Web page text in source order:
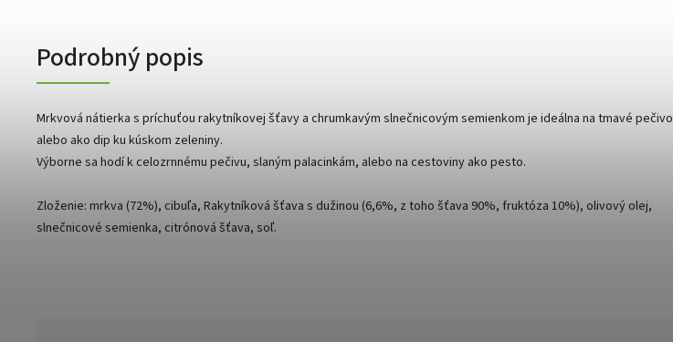
Podrobný popis
Mrkvová nátierka s príchuťou rakytníkovej šťavy a chrumkavým slnečnicovým semienkom je ideálna na tmavé pečivo
alebo ako dip ku kúskom zeleniny.
Výborne sa hodí k celozrnnému pečivu, slaným palacinkám, alebo na cestoviny ako pesto.
Zloženie: mrkva (72%), cibuľa, Rakytníková šťava s dužinou (6,6%, z toho šťava 90%, fruktóza 10%), olivový olej,
slnečnicové semienka, citrónová šťava, soľ.